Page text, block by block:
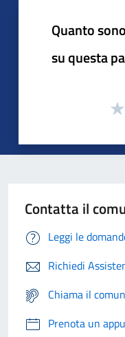
Quanto
su questa
Contatta il
Leggi le
Richiedi
Chiama il
Prenota un